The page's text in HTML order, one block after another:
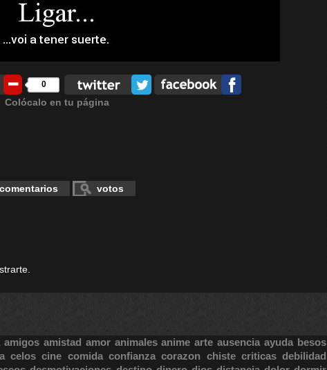
0
Colócalo en tu página
comentarios votos
amigos amistad amor animales anime arte ausencia ayuda besos
celos cine comida confianza corazon chiste criticas debilidad